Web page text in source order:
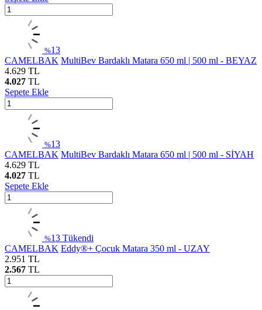
%13
CAMELBAK MultiBev Bardaklı Matara 650 ml | 500 ml - BEYAZ
4.629 TL
4.027 TL
Sepete Ekle
%13
CAMELBAK MultiBev Bardaklı Matara 650 ml | 500 ml - SİYAH
4.629 TL
4.027 TL
Sepete Ekle
%13 Tükendi
CAMELBAK Eddy®+ Çocuk Matara 350 ml - UZAY
2.951 TL
2.567 TL